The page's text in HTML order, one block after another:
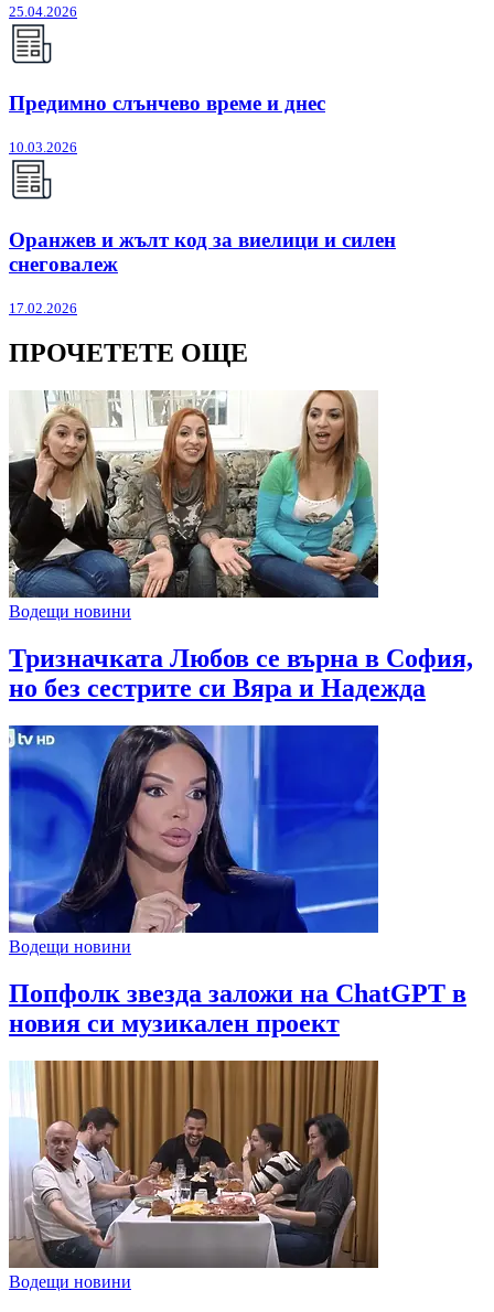
25.04.2026
Предимно слънчево време и днес
10.03.2026
Оранжев и жълт код за виелици и силен
снеговалеж
17.02.2026
ПРОЧЕТЕТЕ ОЩЕ
Водещи новини
Тризначката Любов се върна в София,
но без сестрите си Вяра и Надежда
Водещи новини
Попфолк звезда заложи на ChatGPT в
новия си музикален проект
Водещи новини